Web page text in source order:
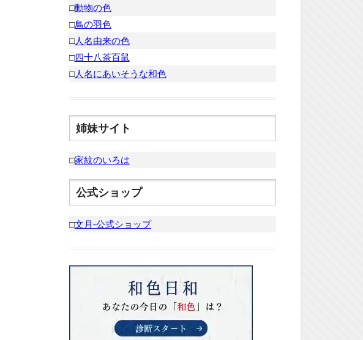
□動物の色
□鳥の羽色
□人名由来の色
□四十八茶百鼠
□人名にあいそうな和色
姉妹サイト
□家紋のいろは
公式ショップ
□文月-公式ショップ